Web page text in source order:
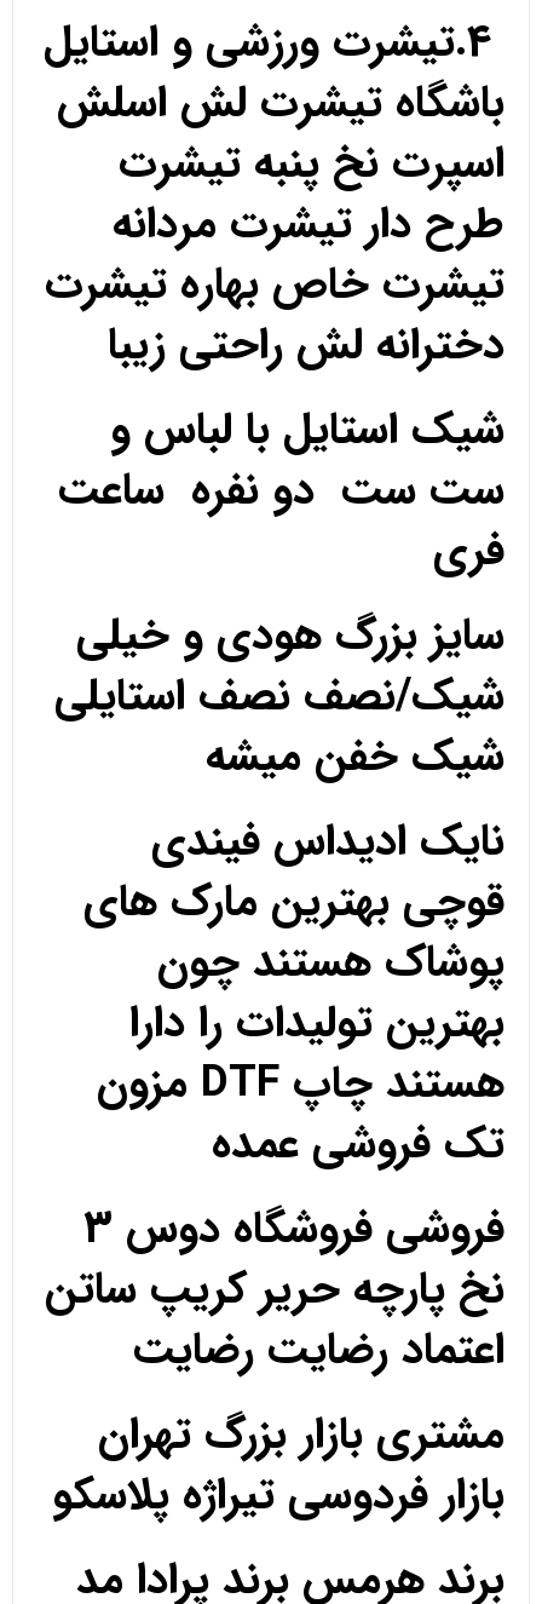
4.تیشرت ورزشی و استایل
باشگاه تیشرت لش اسلش
اسپرت نخ پنبه تیشرت
طرح دار تیشرت مردانه
تیشرت خاص بهاره تیشرت
دخترانه لش راحتی زیبا
شیک استایل با لباس و
ست ست دو نفره ساعت
فری
سایز بزرگ هودی و خیلی
شیک/نصف نصف استایلی
شیک خفن میشه
نایک ادیداس فیندی
قوچی بهترین مارک های
پوشاک هستند چون
بهترین تولیدات را دارا
هستند چاپ DTF مزون
تک فروشی عمده
فروشی فروشگاه دوس 3
نخ پارچه حریر کریپ ساتن
اعتماد رضایت رضایت
مشتری بازار بزرگ تهران
بازار فردوسی تیراژه پلاسکو
برند هرمس برند پرادا مد